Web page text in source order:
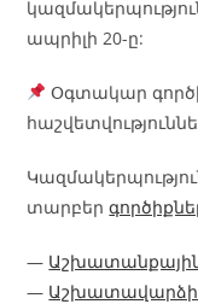
ապրիլի 20-ը:
Օգտակար
տարբեր
— Աշխատանքային
— Աշխատավարձի